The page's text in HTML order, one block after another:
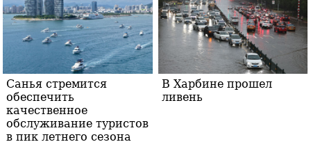
Санья стремится
обеспечить
качественное
обслуживание туристов
в пик летнего сезона
В Харбине прошел
ливень